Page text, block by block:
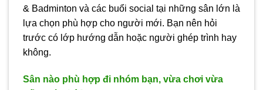
& Badminton và các buổi social tại những sân lớn là
lựa chọn phù hợp cho người mới. Bạn nên hỏi
trước có lớp hướng dẫn hoặc người ghép trình hay
không.
Sân nào phù hợp đi nhóm bạn, vừa chơi vừa